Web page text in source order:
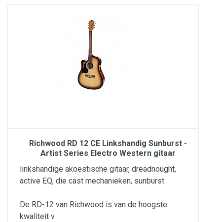
Richwood RD 12 CE Linkshandig Sunburst -
Artist Series Electro Western gitaar
linkshandige akoestische gitaar, dreadnought,
active EQ, die cast mechanieken, sunburst
De RD-12 van Richwood is van de hoogste
kwaliteit v